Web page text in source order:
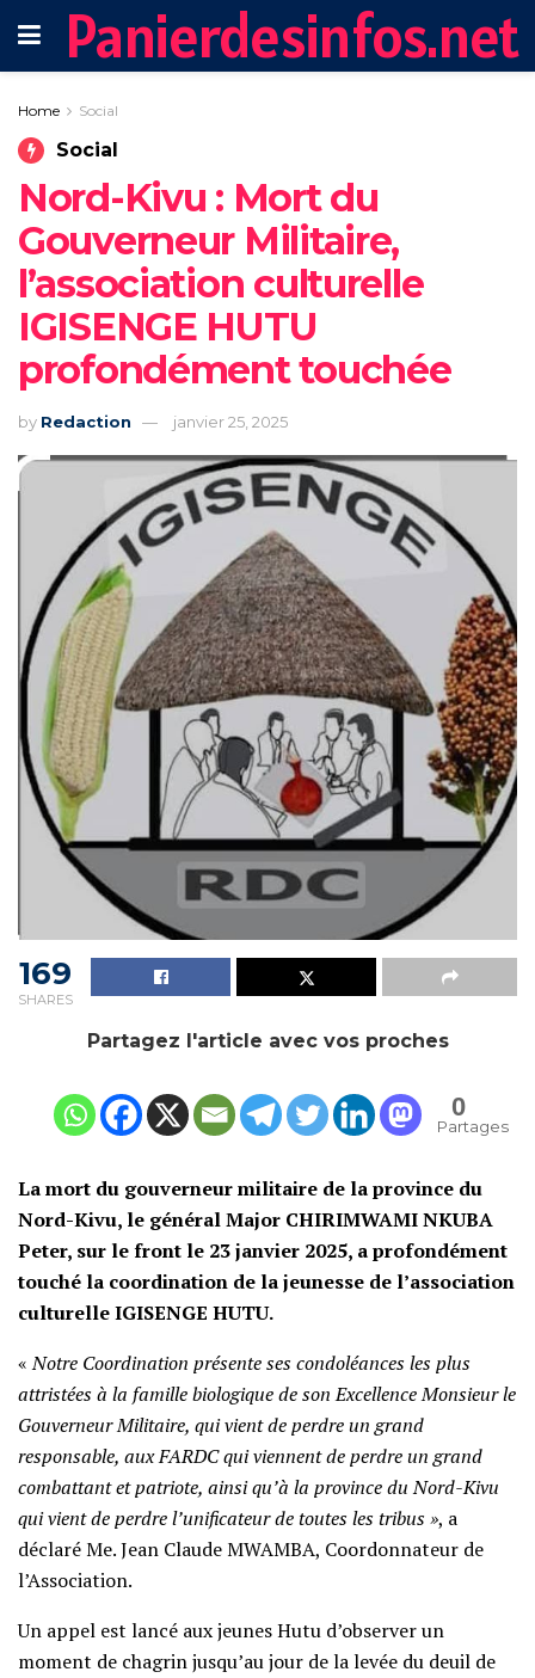
Panierdesinfos.net
Home Social
Social
Nord-Kivu : Mort du
Gouverneur Militaire,
l’association culturelle
IGISENGE HUTU
profondément touchée
by Redaction janvier 25, 2025
169
SHARES
Partagez l'article avec vos proches
0
Partages
La mort du gouverneur militaire de la province du
Nord-Kivu, le général Major CHIRIMWAMI NKUBA
Peter, sur le front le 23 janvier 2025, a profondément
touché la coordination de la jeunesse de l’association
culturelle IGISENGE HUTU.
«Notre Coordination présente ses condoléances les plus
attristées à la famille biologique de son Excellence Monsieur le
Gouverneur Militaire, qui vient de perdre un grand
responsable, aux FARDC qui viennent de perdre un grand
combattant et patriote, ainsi qu’à la province du Nord-Kivu
qui vient de perdre l’unificateur de toutes les tribus », a
déclaré Me. Jean Claude MWAMBA, Coordonnateur de
l’Association.
Un appel est lancé aux jeunes Hutu d’observer un
moment de chagrin jusqu’au jour de la levée du deuil de